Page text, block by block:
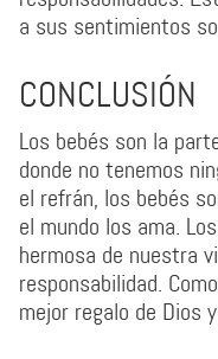
a sus sentimientos
CONCLUSIÓN
Los bebés son la
donde no tenemos
el refrán, los bebés
el mundo los ama.
hermosa de nuestra
responsabilidad.
mejor regalo de Dios